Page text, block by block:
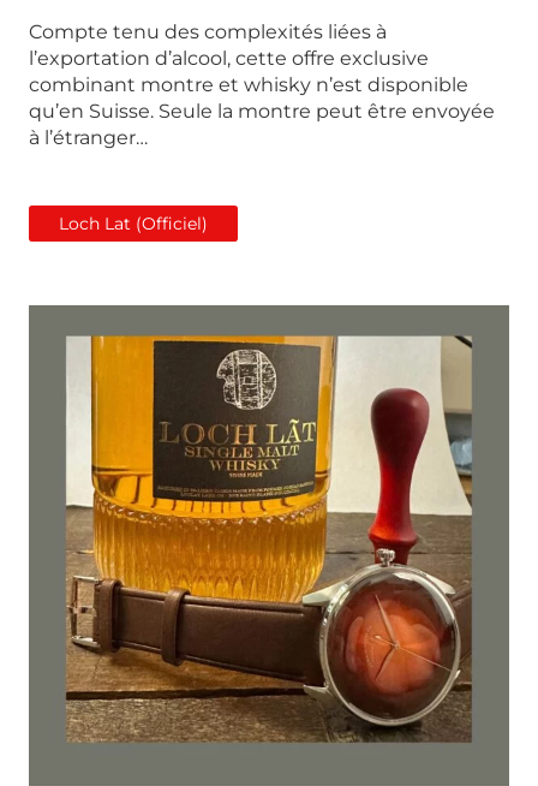
Compte tenu des complexités liées à
l’exportation d’alcool, cette offre exclusive
combinant montre et whisky n’est disponible
qu’en Suisse. Seule la montre peut être envoyée
à l’étranger…
Loch Lat (Officiel)